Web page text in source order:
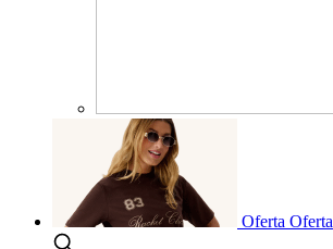
Oferta Oferta